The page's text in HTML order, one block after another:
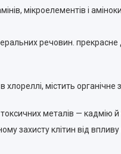
мікроелементів і
речовин.
містить
металів — кадмію й
захисту клітин від впливу